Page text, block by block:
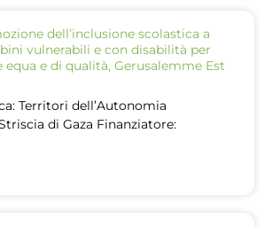
dell’inclusione scolastica a
vulnerabili e con disabilità per
equa e di qualità, Gerusalemme Est
Territori dell’Autonomia
di Gaza Finanziatore: